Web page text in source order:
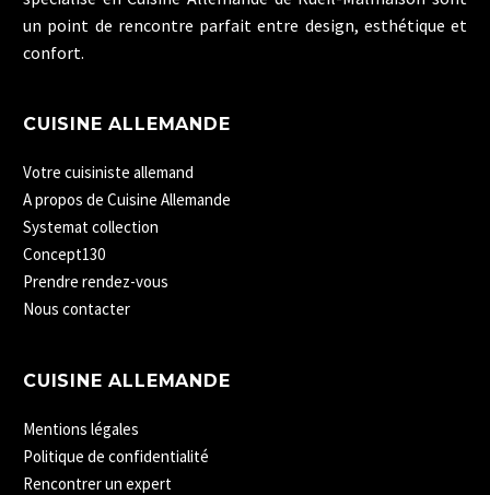
un point de rencontre parfait entre design, esthétique et
confort.
CUISINE ALLEMANDE
Votre cuisiniste allemand
A propos de Cuisine Allemande
Systemat collection
Concept130
Prendre rendez-vous
Nous contacter
CUISINE ALLEMANDE
Mentions légales
Politique de confidentialité
Rencontrer un expert